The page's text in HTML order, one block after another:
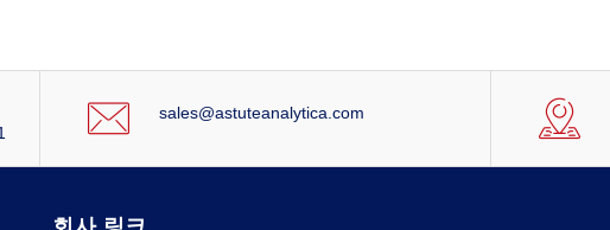
sales@astuteanalytica.com